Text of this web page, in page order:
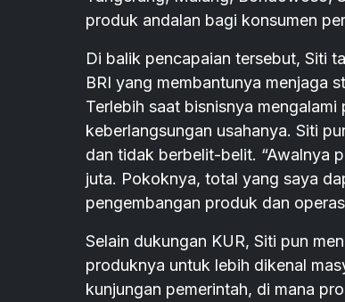
produk andalan bagi konsumen
Di balik pencapaian tersebut, Siti
BRI yang membantunya menjaga
Terlebih saat bisnisnya
keberlangsungan usahanya. Siti
dan tidak berbelit-belit. “Awalnya
juta. Pokoknya, total yang saya
pengembangan produk dan
Selain dukungan KUR, Siti pun
produknya untuk lebih dikenal
kunjungan pemerintah, di mana